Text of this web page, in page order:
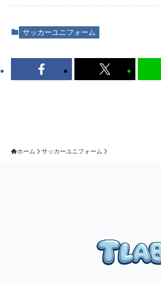
サッカーユニフォーム
ホーム サッカーユニフォーム